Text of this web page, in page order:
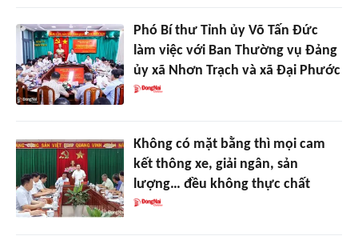
Phó Bí thư Tỉnh ủy Võ Tấn Đức
làm việc với Ban Thường vụ Đảng
ủy xã Nhơn Trạch và xã Đại Phước
Không có mặt bằng thì mọi cam
kết thông xe, giải ngân, sản
lượng… đều không thực chất